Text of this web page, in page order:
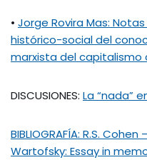
• Jorge Rovira Mas:
histórico-social del
marxista del
DISCUSIONES: La “nada”
BIBLIOGRAFÍA: R.S.
Wartofsky: Essay in